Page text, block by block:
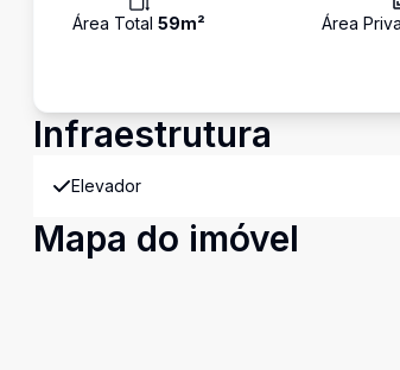
Área Total 59m² Área
Infraestrutura
Elevador
Mapa do imóvel